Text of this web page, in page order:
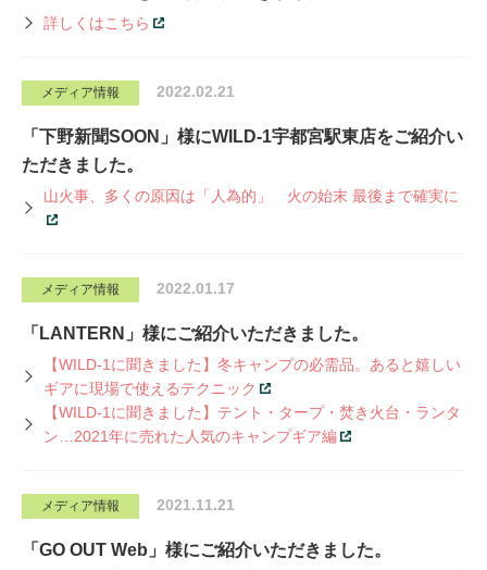
詳しくはこちら
メディア情報 2022.02.21
「下野新聞SOON」様にWILD-1宇都宮駅東店をご紹介い
ただきました。
山火事、多くの原因は「人為的」 火の始末 最後まで確実に
メディア情報 2022.01.17
「LANTERN」様にご紹介いただきました。
【WILD-1に聞きました】冬キャンプの必需品。あると嬉しい
ギアに現場で使えるテクニック
【WILD-1に聞きました】テント・タープ・焚き火台・ランタ
ン…2021年に売れた人気のキャンプギア編
メディア情報 2021.11.21
「GO OUT Web」様にご紹介いただきました。